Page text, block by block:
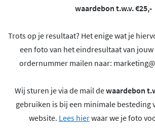
waardebon t.w.v. €25,-
Trots op je resultaat? Het enige wat je
een foto van het eindresultaat van
ordernummer mailen naar:
Wij sturen je via de mail dewaardebon
gebruiken is bij een minimale besteding
website. Lees hierwaar we je foto